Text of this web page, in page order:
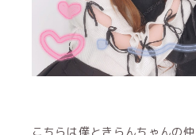
こちらは僕ときらんちゃんの